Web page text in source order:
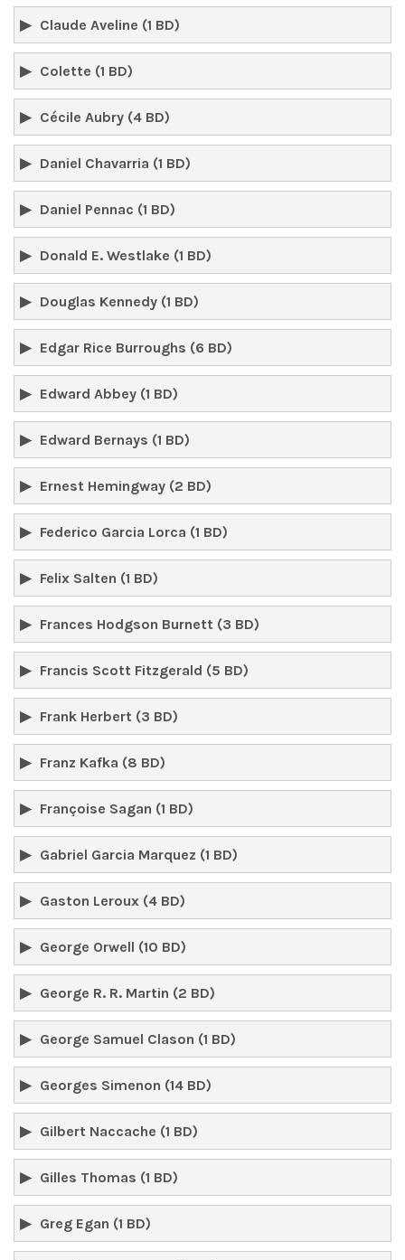
Claude Aveline (1 BD)
Colette (1 BD)
Cécile Aubry (4 BD)
Daniel Chavarria (1 BD)
Daniel Pennac (1 BD)
Donald E. Westlake (1 BD)
Douglas Kennedy (1 BD)
Edgar Rice Burroughs (6 BD)
Edward Abbey (1 BD)
Edward Bernays (1 BD)
Ernest Hemingway (2 BD)
Federico Garcia Lorca (1 BD)
Felix Salten (1 BD)
Frances Hodgson Burnett (3 BD)
Francis Scott Fitzgerald (5 BD)
Frank Herbert (3 BD)
Franz Kafka (8 BD)
Françoise Sagan (1 BD)
Gabriel Garcia Marquez (1 BD)
Gaston Leroux (4 BD)
George Orwell (10 BD)
George R. R. Martin (2 BD)
George Samuel Clason (1 BD)
Georges Simenon (14 BD)
Gilbert Naccache (1 BD)
Gilles Thomas (1 BD)
Greg Egan (1 BD)